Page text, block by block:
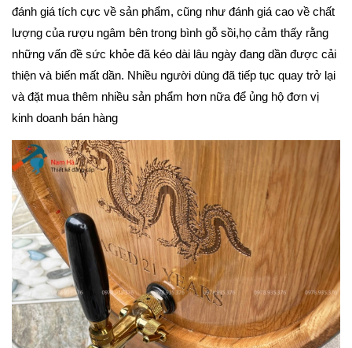
đánh giá tích cực về sản phẩm, cũng như đánh giá cao về chất
lượng của rượu ngâm bên trong bình gỗ sồi,họ cảm thấy rằng
những vấn đề sức khỏe đã kéo dài lâu ngày đang dần được cải
thiện và biến mất dần. Nhiều người dùng đã tiếp tục quay trở lại
và đặt mua thêm nhiều sản phẩm hơn nữa để ủng hộ đơn vị
kinh doanh bán hàng